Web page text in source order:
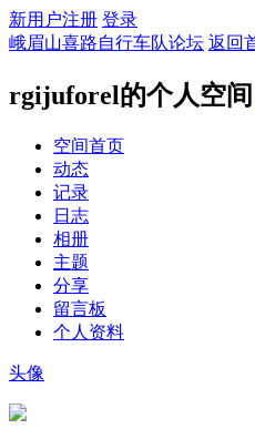
新用户注册 登录
峨眉山喜路自行车队论坛 返回
rgijuforel的个人空间
空间首页
动态
记录
日志
相册
主题
分享
留言板
个人资料
头像